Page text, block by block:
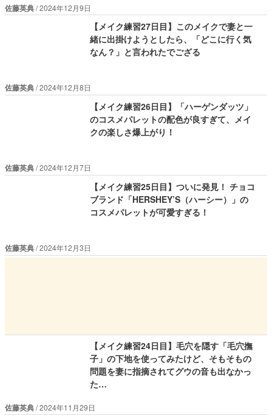
佐藤英典 2024年12月9日
【メイク練習27日目】このメイクで妻と一
緒に出掛けようとしたら、「どこに行く気
なん？」と言われたでござる
佐藤英典 2024年12月8日
【メイク練習26日目】「ハーゲンダッツ」
のコスメパレットの配色が良すぎて、メイ
クの楽しさ爆上がり！
佐藤英典 2024年12月7日
【メイク練習25日目】ついに発見！ チョコ
ブランド「HERSHEY’S（ハーシー）」の
コスメパレットが可愛すぎる！
佐藤英典 2024年12月3日
【メイク練習24日目】毛穴を隠す「毛穴撫
子」の下地を使ってみたけど、そもそもの
問題を妻に指摘されてグウの音も出なかっ
た…
佐藤英典 2024年11月29日